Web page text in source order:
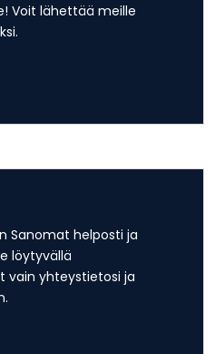
Voit lähettää meille
Sanomat helposti ja
löytyvällä
vain yhteystietosi ja